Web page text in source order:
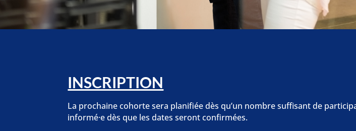
INSCRIPTION
La prochaine cohorte sera planifiée dès qu’un nombre suffisant de
informé·e dès que les dates seront confirmées.